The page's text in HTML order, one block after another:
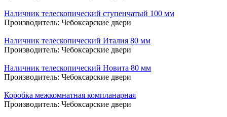
Наличник телескопический ступенчатый 100 мм
Производитель: Чебоксарские двери
Наличник телескопический Италия 80 мм
Производитель: Чебоксарские двери
Наличник телескопический Новита 80 мм
Производитель: Чебоксарские двери
Коробка межкомнатная компланарная
Производитель: Чебоксарские двери